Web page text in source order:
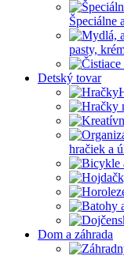
Špeciálne
pasty,
Detský tovar
hračiek a
Dom a záhrada